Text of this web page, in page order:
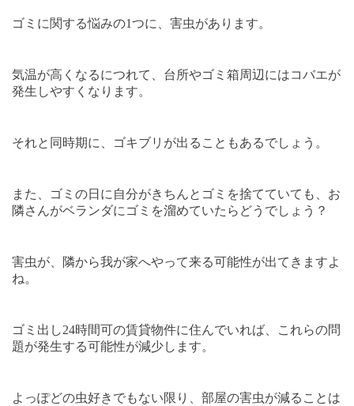
ゴミに関する悩みの1つに、害虫があります。
気温が高くなるにつれて、台所やゴミ箱周辺にはコバエが
発生しやすくなります。
それと同時期に、ゴキブリが出ることもあるでしょう。
また、ゴミの日に自分がきちんとゴミを捨てていても、お
隣さんがベランダにゴミを溜めていたらどうでしょう？
害虫が、隣から我が家へやって来る可能性が出てきますよ
ね。
ゴミ出し24時間可の賃貸物件に住んでいれば、これらの問
題が発生する可能性が減少します。
よっぽどの虫好きでもない限り、部屋の害虫が減ることは